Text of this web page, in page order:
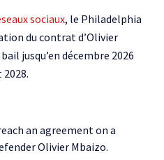
sociaux, le Philadelphia
du contrat d’Olivier
jusqu’en décembre 2026
an agreement on a
Olivier Mbaizo.